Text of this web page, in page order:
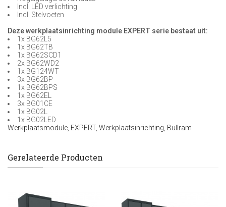
Incl. LED verlichting
Incl. Stelvoeten
Deze werkplaatsinrichting module EXPERT serie bestaat uit:
1x BG62L5
1x BG62TB
1x BG62SCD1
2x BG62WD2
1x BG124WT
3x BG62BP
1x BG62BPS
1x BG62EL
3x BG01CE
1x BG02L
1x BG02LED
Werkplaatsmodule EXPERT, Werkplaatsinrichting Bullram
Gerelateerde Producten